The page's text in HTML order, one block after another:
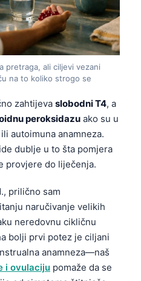
pretraga, ali ciljevi vezani
na to koliko strogo se
zahtijeva slobodni T4, a
peroksidazu ako su u
autoimuna anamneza.
ide dublje u to šta pomjera
provjere do liječenja.
prilično sam
naručivanje velikih
neredovnu cikličnu
bolji prvi potez je ciljani
anamneza—naš
i ovulaciju pomaže da se